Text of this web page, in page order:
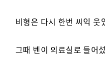
비형은 다시 한번 씨익 웃
그때 벤이 의료실로 들어